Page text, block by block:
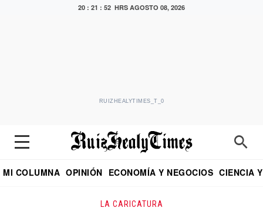
20 : 21 : 52 HRS AGOSTO 08, 2026
RUIZHEALYTIMES_T_0
MI COLUMNA OPINIÓN ECONOMÍA Y NEGOCIOS CIENCIA
LA CARICATURA